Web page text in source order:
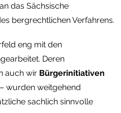
das Sächsische
bergrechtlichen Verfahrens.
eng mit den
Deren
auch wir Bürgerinitiativen
wurden weitgehend
sachlich sinnvolle